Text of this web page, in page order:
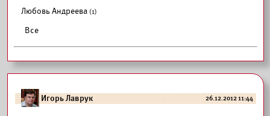
Любовь Андреева (1)
Все
Игорь Лаврук 26.12.2012 11:44